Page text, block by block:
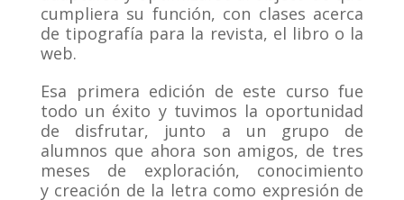
cumpliera su función, con clases acerca
de tipografía para la revista, el libro o la
web.
Esa primera edición de este curso fue
todo un éxito y tuvimos la oportunidad
de disfrutar, junto a un grupo de
alumnos que ahora son amigos, de tres
meses de exploración, conocimiento
y creación de la letra como expresión de